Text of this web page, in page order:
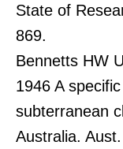
State of
869.
Bennetts HW
1946 A
subterranean
Australia.